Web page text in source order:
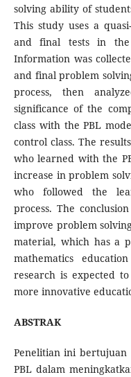
solving ability of
This study uses a
and final tests in the
Information was
and final problem
process, then
significance of the
class with the PBL
control class. The
who learned with the
increase in problem
who followed the
process. The
improve problem
material, which has a
mathematics
research is expected
more innovative
ABSTRAK
Penelitian ini
PBL dalam